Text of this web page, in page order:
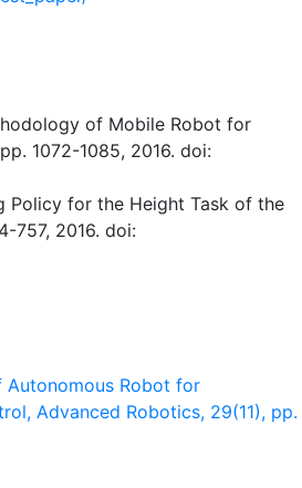
of Mobile Robot for
1072-1085, 2016. doi:
Policy for the Height Task of the
757, 2016. doi:
Autonomous Robot for
Advanced Robotics, 29(11), pp.